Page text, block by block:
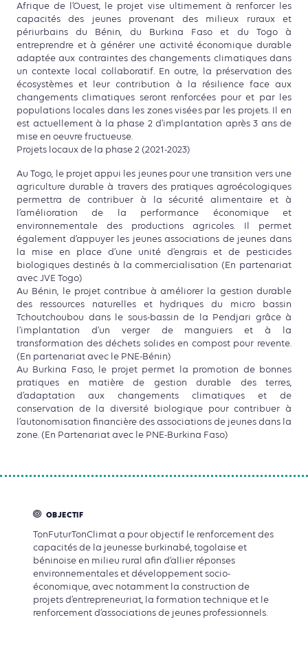
Afrique de l’Ouest, le projet vise ultimement à renforcer les
capacités des jeunes provenant des milieux ruraux et
périurbains du Bénin, du Burkina Faso et du Togo à
entreprendre et à générer une activité économique durable
adaptée aux contraintes des changements climatiques dans
un contexte local collaboratif. En outre, la préservation des
écosystèmes et leur contribution à la résilience face aux
changements climatiques seront renforcées pour et par les
populations locales dans les zones visées par les projets. Il en
est actuellement à la phase 2 d’implantation après 3 ans de
mise en oeuvre fructueuse.
Projets locaux de la phase 2 (2021-2023)
Au Togo, le projet appui les jeunes pour une transition vers une
agriculture durable à travers des pratiques agroécologiques
permettra de contribuer à la sécurité alimentaire et à
l’amélioration de la performance économique et
environnementale des productions agricoles. Il permet
également d’appuyer les jeunes associations de jeunes dans
la mise en place d’une unité d’engrais et de pesticides
biologiques destinés à la commercialisation (En partenariat
avec JVE Togo)
Au Bénin, le projet contribue à améliorer la gestion durable
des ressources naturelles et hydriques du micro bassin
Tchoutchoubou dans le sous-bassin de la Pendjari grâce à
l’implantation d’un verger de manguiers et à la
transformation des déchets solides en compost pour revente.
(En partenariat avec le PNE-Bénin)
Au Burkina Faso, le projet permet la promotion de bonnes
pratiques en matière de gestion durable des terres,
d’adaptation aux changements climatiques et de
conservation de la diversité biologique pour contribuer à
l’autonomisation financière des associations de jeunes dans la
zone. (En Partenariat avec le PNE-Burkina Faso)
OBJECTIF
TonFuturTonClimat a pour objectif le renforcement des
capacités de la jeunesse burkinabé, togolaise et
béninoise en milieu rural afin d’allier réponses
environnementales et développement socio-
économique, avec notamment la construction de
projets d’entrepreneuriat, la formation technique et le
renforcement d’associations de jeunes professionnels.